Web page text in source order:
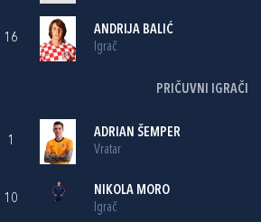
16
ANDRIJA BALIĆ
Igrač
PRIČUVNI IGRAČI
1
ADRIAN ŠEMPER
Vratar
10
NIKOLA MORO
Igrač